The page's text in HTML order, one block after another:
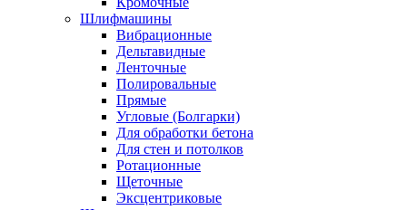
Шлифмашины
Вибрационные
Дельтавидные
Ленточные
Полировальные
Прямые
Угловые (Болгарки)
Для обработки бетона
Для стен и потолков
Ротационные
Щеточные
Эксцентриковые